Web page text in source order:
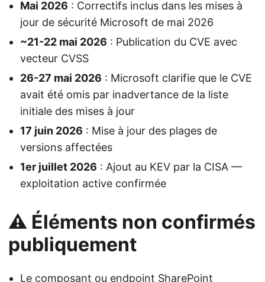
Mai 2026 : Correctifs inclus dans les mises à
jour de sécurité Microsoft de mai 2026
~21-22 mai 2026 : Publication du CVE avec
vecteur CVSS
26-27 mai 2026 : Microsoft clarifie que le CVE
avait été omis par inadvertance de la liste
initiale des mises à jour
17 juin 2026 : Mise à jour des plages de
versions affectées
1er juillet 2026 : Ajout au KEV par la CISA —
exploitation active confirmée
⚠️ Éléments non confirmés
publiquement
Le composant ou endpoint SharePoint